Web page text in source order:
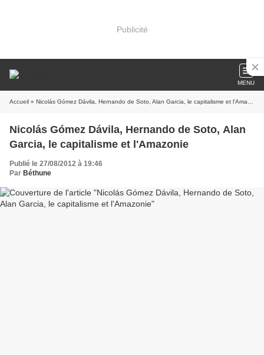
Publicité
MENU
Accueil » Nicolás Gómez Dávila, Hernando de Soto, Alan Garcia, le capitalisme et l'Amazonie
Nicolás Gómez Dávila, Hernando de Soto, Alan
Garcia, le capitalisme et l'Amazonie
Publié le 27/08/2012 à 19:46
Par Béthune